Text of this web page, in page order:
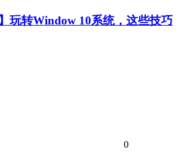
玩转Window 10系统，这些技巧
0